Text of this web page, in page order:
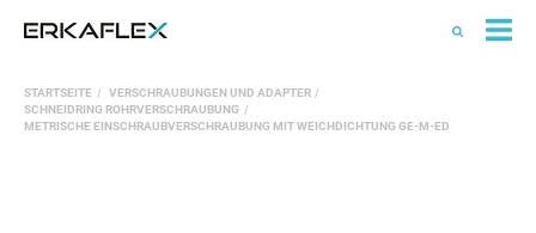
STARTSEITE
VERSCHRAUBUNGEN UND ADAPTER
SCHNEIDRING ROHRVERSCHRAUBUNG
METRISCHE EINSCHRAUBVERSCHRAUBUNG MIT WEICHDICHTUNG GE-M-ED